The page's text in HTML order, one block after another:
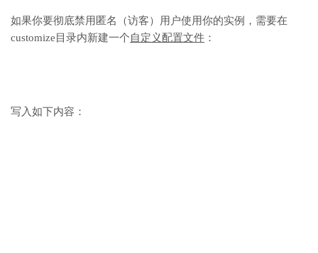
如果你要彻底禁用匿名（访客）用户使用你的实例，需要在
customize目录内新建一个自定义配置文件 ：
写入如下内容：